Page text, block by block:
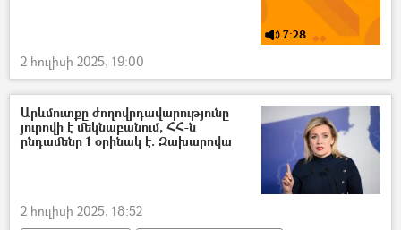
7:28
2 հուլիսի 2025, 19:00
Արևմուտքը ժողովրդավարությունը
յուրովի է մեկնաբանում, ՀՀ-ն
ընդամենը 1 օրինակ է. Զախարովա
2 հուլիսի 2025, 18:52